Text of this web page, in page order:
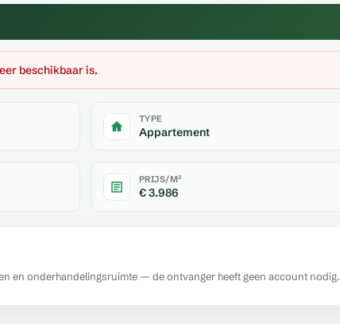
beschikbaar is.
TYPE
Appartement
PRIJS/M²
€ 3.986
en onderhandelingsruimte — de ontvanger heeft geen account nodig.